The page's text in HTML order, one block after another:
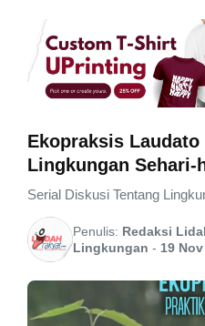
Ekopraksis
Lingkungan Sehari-
Serial Diskusi Tentang
Penulis: Redaksi
Lingkungan - 19